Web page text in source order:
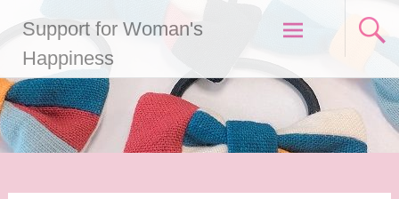
ン
ン
ツ
へ
ス
Support for Woman's
Happiness